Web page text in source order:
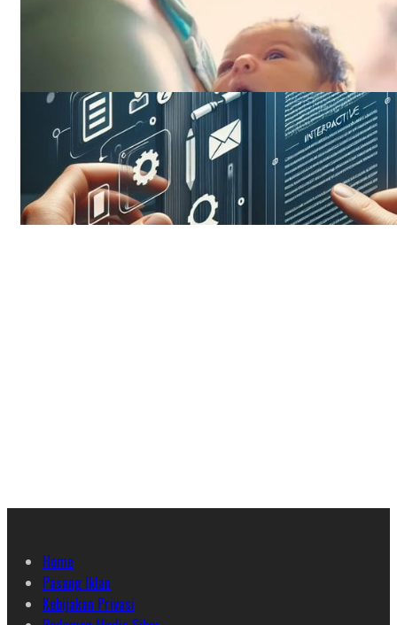
Home
Pasang Iklan
Kebijakan Privasi